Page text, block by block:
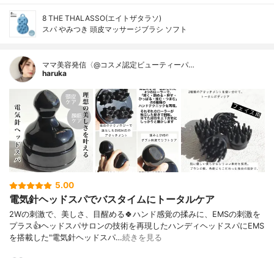
8 THE THALASSO(エイトザタラソ)
スパ やみつき 頭皮マッサージブラシ ソフト
ママ美容発信〈@コスメ認定ビューティーパ…
haruka
5.00
電気針ヘッドスパでバスタイムにトータルケア
2Wの刺激で、美しさ、目醒める🍀ハンド感覚の揉みに、EMSの刺激を
プラス👍ヘッドスパサロンの技術を再現したハンディヘッドスパにEMS
を搭載した"電気針ヘッドスパ…続きを見る